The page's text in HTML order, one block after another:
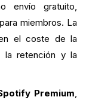
envío gratuito,
miembros. La
el coste de la
la retención y la
Premium,